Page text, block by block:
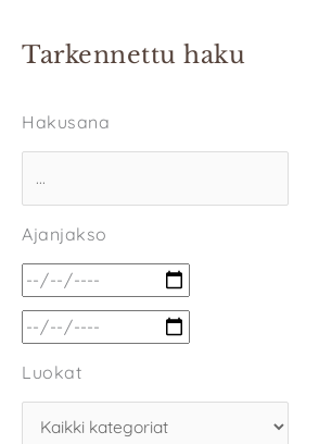
Tarkennettu haku
Hakusana
Ajanjakso
Luokat